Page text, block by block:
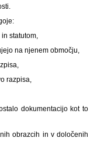
statutom,
na njenem območju,
razpisa,
dokumentacijo kot to
obrazcih in v določenih